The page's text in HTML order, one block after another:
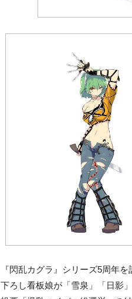
『閃乱カグラ』シリーズ5周年
下ろし看板娘が「雪泉」「日影